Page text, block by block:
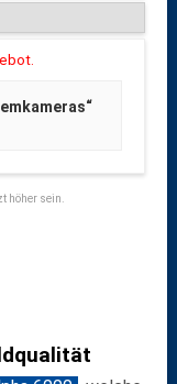
höher sein.